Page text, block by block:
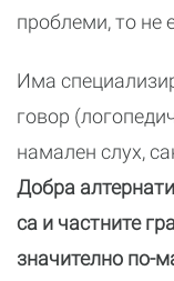
проблеми, то не
Има
говор
намален слух,
Добра
са и частните
значително по-